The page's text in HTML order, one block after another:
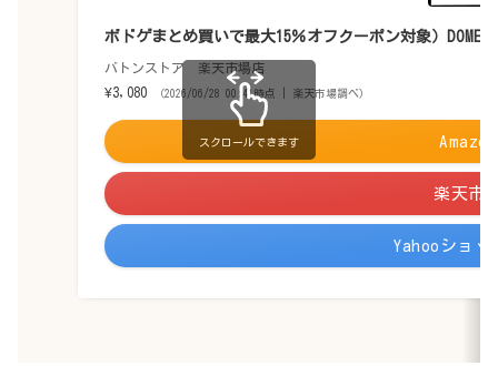
ボドゲまとめ買いで最大15％オフクーポン対象）
バトンストア 楽天市場店
¥3,080
（2026/06/28 00:41時点 | 楽天市場調べ）
楽天市
Yahooショッ
スクロールできます